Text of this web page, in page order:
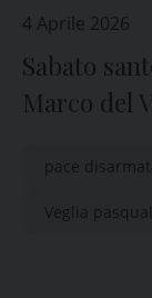
4 Aprile 2026
Sabato
Marco del
pace
Veglia